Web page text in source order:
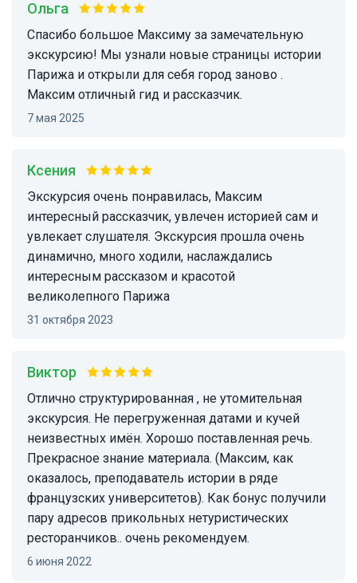
Ольга
Спасибо большое Максиму за замечательную
экскурсию! Мы узнали новые страницы истории
Парижа и открыли для себя город заново .
Максим отличный гид и рассказчик.
7 мая 2025
Ксения
Экскурсия очень понравилась, Максим
интересный рассказчик, увлечен историей сам и
увлекает слушателя. Экскурсия прошла очень
динамично, много ходили, наслаждались
интересным рассказом и красотой
великолепного Парижа
31 октября 2023
Виктор
Отлично структурированная , не утомительная
экскурсия. Не перегруженная датами и кучей
неизвестных имён. Хорошо поставленная речь.
Прекрасное знание материала. (Максим, как
оказалось, преподаватель истории в ряде
французских университетов). Как бонус получили
пару адресов прикольных нетуристических
ресторанчиков.. очень рекомендуем.
6 июня 2022